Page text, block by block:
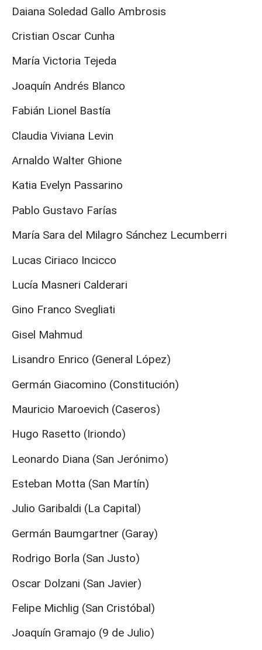
Daiana Soledad Gallo Ambrosis
Cristian Oscar Cunha
María Victoria Tejeda
Joaquín Andrés Blanco
Fabián Lionel Bastía
Claudia Viviana Levin
Arnaldo Walter Ghione
Katia Evelyn Passarino
Pablo Gustavo Farías
María Sara del Milagro Sánchez Lecumberri
Lucas Ciriaco Incicco
Lucía Masneri Calderari
Gino Franco Svegliati
Gisel Mahmud
Lisandro Enrico (General López)
Germán Giacomino (Constitución)
Mauricio Maroevich (Caseros)
Hugo Rasetto (Iriondo)
Leonardo Diana (San Jerónimo)
Esteban Motta (San Martín)
Julio Garibaldi (La Capital)
Germán Baumgartner (Garay)
Rodrigo Borla (San Justo)
Oscar Dolzani (San Javier)
Felipe Michlig (San Cristóbal)
Joaquín Gramajo (9 de Julio)